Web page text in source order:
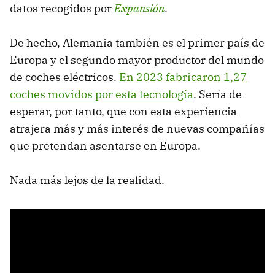
datos recogidos porExpansión.
De hecho, Alemania también es el primer país de
Europa y el segundo mayor productor del mundo
de coches eléctricos. En 2023 fabricaron 1,27
coches movidos por esta tecnología. Sería de
esperar, por tanto, que con esta experiencia
atrajera más y más interés de nuevas compañías
que pretendan asentarse en Europa.
Nada más lejos de la realidad.